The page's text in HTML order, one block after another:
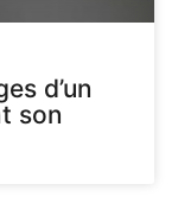
d’un
son